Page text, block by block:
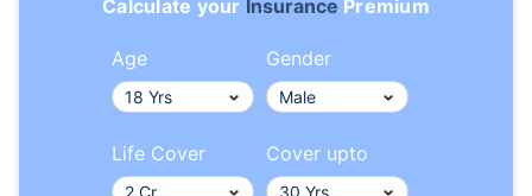
Calculate your Insurance Premium
Age Gender
Life Cover Cover upto
उम्र टर्म इंश्योरेंस प्रीमियम को